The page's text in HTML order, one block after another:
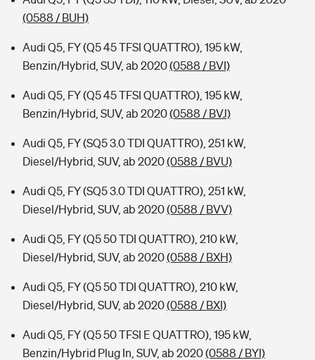
(0588 / BUH)
Audi Q5, FY (Q5 45 TFSI QUATTRO), 195 kW,
Benzin/Hybrid, SUV, ab 2020(0588 / BVI)
Audi Q5, FY (Q5 45 TFSI QUATTRO), 195 kW,
Benzin/Hybrid, SUV, ab 2020(0588 / BVJ)
Audi Q5, FY (SQ5 3.0 TDI QUATTRO), 251 kW,
Diesel/Hybrid, SUV, ab 2020(0588 / BVU)
Audi Q5, FY (SQ5 3.0 TDI QUATTRO), 251 kW,
Diesel/Hybrid, SUV, ab 2020(0588 / BVV)
Audi Q5, FY (Q5 50 TDI QUATTRO), 210 kW,
Diesel/Hybrid, SUV, ab 2020(0588 / BXH)
Audi Q5, FY (Q5 50 TDI QUATTRO), 210 kW,
Diesel/Hybrid, SUV, ab 2020(0588 / BXI)
Audi Q5, FY (Q5 50 TFSI E QUATTRO), 195 kW,
Benzin/Hybrid Plug In, SUV, ab 2020(0588 / BYI)